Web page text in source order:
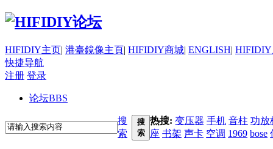
HIFIDIY主页| 港臺鏡像主頁| HIFIDIY商城| ENGLISH|
快捷导航
注册 登录
论坛BBS
搜
索
搜
索
热搜: 变压器 手机 音柱 功放
座 书架 声卡 空调 1969 bose